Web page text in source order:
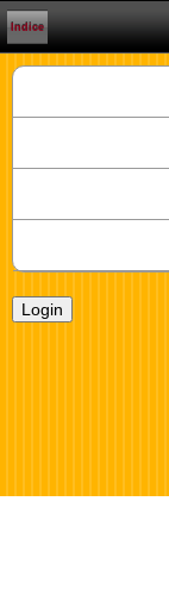
Indice